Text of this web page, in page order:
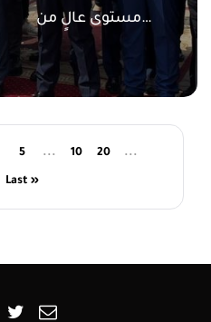
مستوى عالٍ من…
5 ... 10 20 ...
Last »